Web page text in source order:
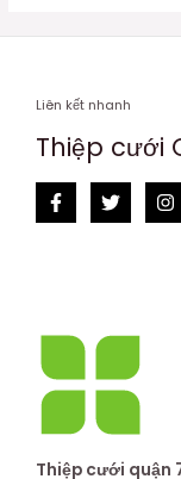
Liên kết nhanh
Thiệp cưới
Thiệp cưới quận